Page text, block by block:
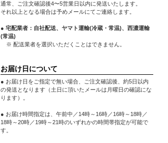
通常、ご注文確認後4〜5営業日以内に発送いたします。
それ以上となる場合は予めメールにてご連絡します。
● 宅配業者：自社配送、ヤマト運輸(冷蔵・常温)、西濃運輸
(常温)
※ 配送業者を選択いただくことはできません。
お届け日について
● お届け日をご指定で無い場合、ご注文確認後、約5日以内
の発送となります（土日に頂いたメールは月曜日の確認にな
ります）。
● お届け時間指定は、午前中／14時～16時／16時～18時／
18時～20時／19時～21時のいずれかの時間帯指定が可能で
す。